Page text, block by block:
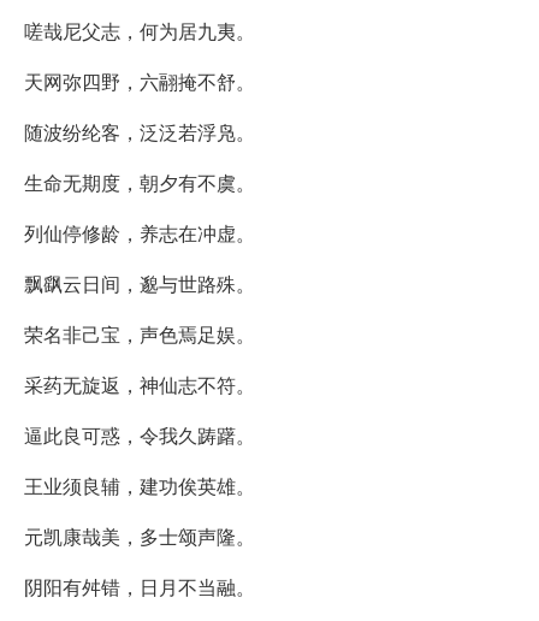
嗟哉尼父志，何为居九夷。
天网弥四野，六翮掩不舒。
随波纷纶客，泛泛若浮凫。
生命无期度，朝夕有不虞。
列仙停修龄，养志在冲虚。
飘飖云日间，邈与世路殊。
荣名非己宝，声色焉足娱。
采药无旋返，神仙志不符。
逼此良可惑，令我久踌躇。
王业须良辅，建功俟英雄。
元凯康哉美，多士颂声隆。
阴阳有舛错，日月不当融。